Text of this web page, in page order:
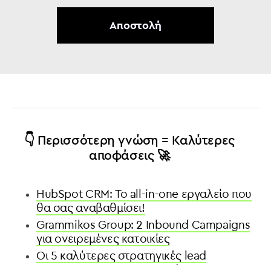
👇 Περισσότερη γνώση = Καλύτερες
αποφάσεις 🚀
HubSpot CRM: Το all-in-one εργαλείο που
θα σας αναβαθμίσει!
Grammikos Group: 2 Inbound Campaigns
για ονειρεμένες κατοικίες
Οι 5 καλύτερες στρατηγικές lead